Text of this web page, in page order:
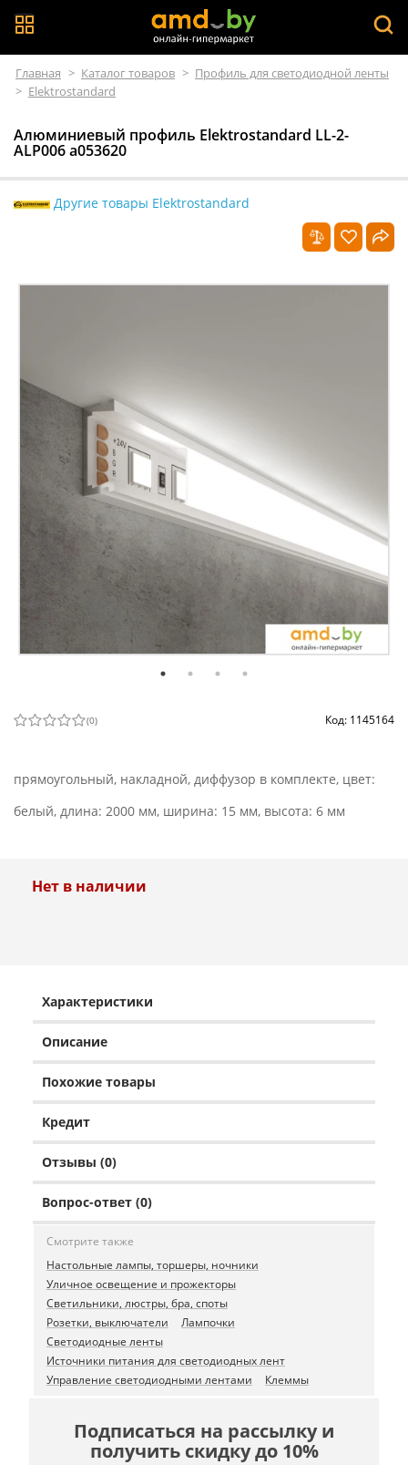
Главная > Каталог товаров > Профиль для светодиодной ленты
> Elektrostandard
Алюминиевый профиль Elektrostandard LL-2-
ALP006 a053620
Другие товары Elektrostandard
(0) Код: 1145164
прямоугольный, накладной, диффузор в комплекте, цвет:
белый, длина: 2000 мм, ширина: 15 мм, высота: 6 мм
Нет в наличии
Характеристики
Описание
Похожие товары
Кредит
Отзывы (0)
Вопрос-ответ (0)
Смотрите также
Настольные лампы, торшеры, ночники
Уличное освещение и прожекторы
Светильники, люстры, бра, споты
Розетки, выключатели
Лампочки
Светодиодные ленты
Источники питания для светодиодных лент
Управление светодиодными лентами
Клеммы
Подписаться на рассылку и
получить скидку до 10%